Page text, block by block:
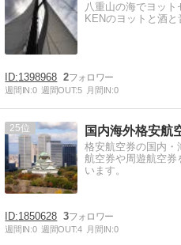
八重山の海でヨッ
KENのヨットと酒
1398968 2
週間IN:0 週間OUT:5 月間IN:0
25
格安航空券の国内・
航空券や周遊航空券
います。
1850628 3
週間IN:0 週間OUT:4 月間IN:0